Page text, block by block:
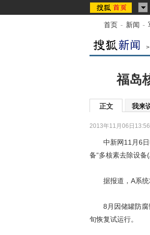
首页 - 新闻 -
>
福岛
正文 我来
2013年11月06日13:56
中新网11月6日
备“多核素去除设备
据报道，A系统3
8月因储罐防腐蚀
旬恢复试运行。